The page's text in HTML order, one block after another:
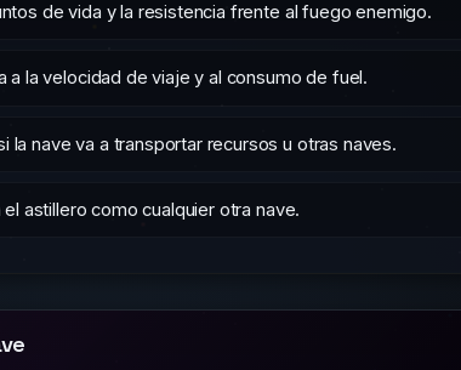
de vida y la resistencia frente al fuego enemigo.
a la velocidad de viaje y al consumo de fuel.
la nave va a transportar recursos u otras naves.
astillero como cualquier otra nave.